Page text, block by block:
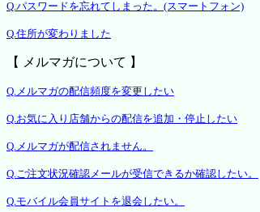
Q.パスワードを忘れてしまった。(スマートフォン)
Q.住所が変わりました
【 メルマガについて 】
Q.メルマガの配信頻度を変更したい
Q.お気に入り店舗からの配信を追加・停止したい
Q.メルマガが配信されません。
Q.ご注文状況確認メールが受信できるか確認したい。
Q.モバイル会員サイトを退会したい。